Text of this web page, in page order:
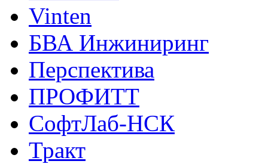
Vinten
БВА Инжиниринг
Перспектива
ПРОФИТТ
СофтЛаб-НСК
Тракт